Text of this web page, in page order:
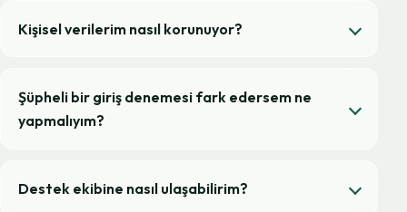
Kişisel verilerim nasıl korunuyor?
Şüpheli bir giriş denemesi fark edersem ne
yapmalıyım?
Destek ekibine nasıl ulaşabilirim?